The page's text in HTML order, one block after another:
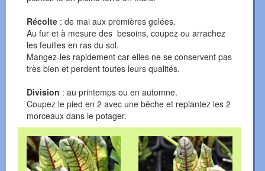
Récolte : de mai aux premières gelées.
Au fur et à mesure des besoins, coupez ou arrachez
les feuilles en ras du sol.
Mangez-les rapidement car elles ne se conservent pas
très bien et perdent toutes leurs qualités.
Division : au printemps ou en automne.
Coupez le pied en 2 avec une bêche et replantez les 2
morceaux dans le potager.